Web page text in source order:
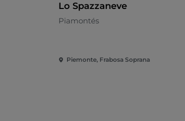
Lo Spazzaneve
Piamontés
Piemonte, Frabosa Soprana